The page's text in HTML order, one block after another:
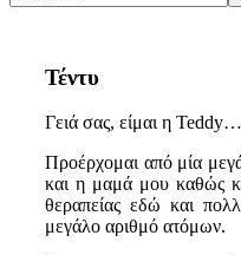
Τέντυ
Γειά σας, είμαι η Teddy…
Προέρχομαι από μία
και η μαμά μου καθώς
θεραπείας εδώ και
μεγάλο αριθμό ατόμων.